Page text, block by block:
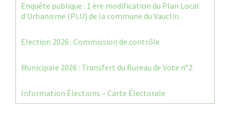
Enquête publique : 1 ère modification du Plan Local
d’Urbanisme (PLU) de la commune du Vauclin.
Election 2026 : Commission de contrôle
Municipale 2026 : Transfert du Bureau de Vote n°2
Information Élections – Carte Électorale